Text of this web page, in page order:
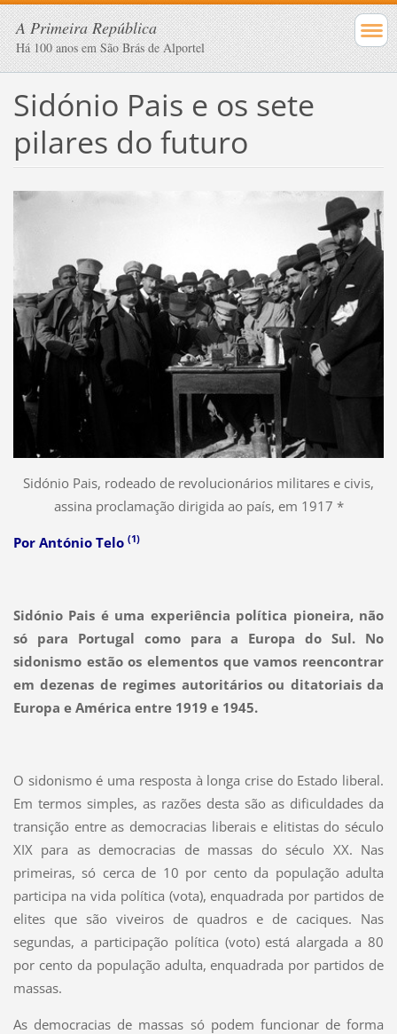
A Primeira República
Há 100 anos em São Brás de Alportel
Sidónio Pais e os sete
pilares do futuro
Sidónio Pais, rodeado de revolucionários militares e civis,
assina proclamação dirigida ao país, em 1917 *
Por António Telo (1)
Sidónio Pais é uma experiência política pioneira, não
só para Portugal como para a Europa do Sul. No
sidonismo estão os elementos que vamos reencontrar
em dezenas de regimes autoritários ou ditatoriais da
Europa e América entre 1919 e 1945.
O sidonismo é uma resposta à longa crise do Estado liberal.
Em termos simples, as razões desta são as dificuldades da
transição entre as democracias liberais e elitistas do século
XIX para as democracias de massas do século XX. Nas
primeiras, só cerca de 10 por cento da população adulta
participa na vida política (vota), enquadrada por partidos de
elites que são viveiros de quadros e de caciques. Nas
segundas, a participação política (voto) está alargada a 80
por cento da população adulta, enquadrada por partidos de
massas.
As democracias de massas só podem funcionar de forma